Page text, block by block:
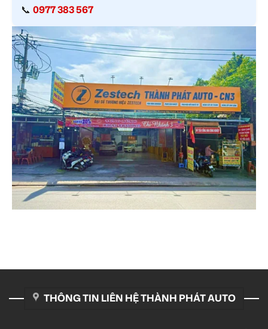
📞 0977 383 567
THÔNG TIN LIÊN HỆ THÀNH PHÁT AUTO